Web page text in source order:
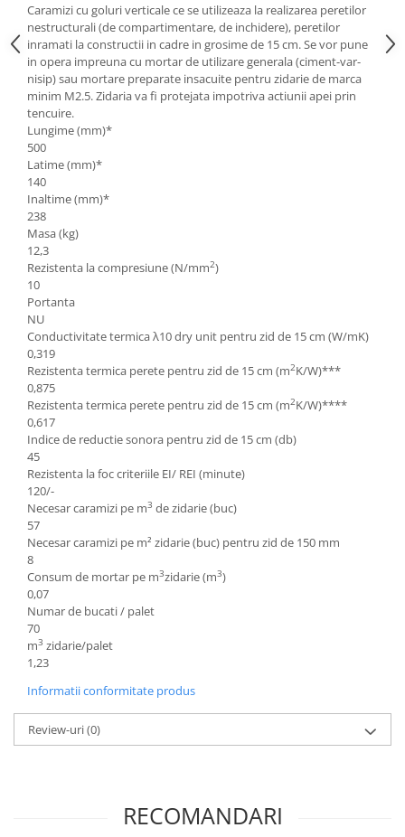
Caramizi cu goluri verticale ce se utilizeaza la realizarea peretilor
nestructurali (de compartimentare, de inchidere), peretilor
inramati la constructii in cadre in grosime de 15 cm. Se vor pune
in opera impreuna cu mortar de utilizare generala (ciment-var-
nisip) sau mortare preparate insacuite pentru zidarie de marca
minim M2.5. Zidaria va fi protejata impotriva actiunii apei prin
tencuire.
Lungime (mm)*
500
Latime (mm)*
140
Inaltime (mm)*
238
Masa (kg)
12,3
Rezistenta la compresiune (N/mm2)
10
Portanta
NU
Conductivitate termica λ10 dry unit pentru zid de 15 cm (W/mK)
0,319
Rezistenta termica perete pentru zid de 15 cm (m2K/W)***
0,875
Rezistenta termica perete pentru zid de 15 cm (m2K/W)****
0,617
Indice de reductie sonora pentru zid de 15 cm (db)
45
Rezistenta la foc criteriile EI/ REI (minute)
120/-
Necesar caramizi pe m3 de zidarie (buc)
57
Necesar caramizi pe m² zidarie (buc) pentru zid de 150 mm
8
Consum de mortar pe m3zidarie (m3)
0,07
Numar de bucati / palet
70
m3 zidarie/palet
1,23
Informatii conformitate produs
Review-uri(0)
RECOMANDARI